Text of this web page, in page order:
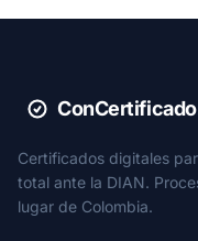
ConCertificado
Certificados digitales
total ante la DIAN.
lugar de Colombia.